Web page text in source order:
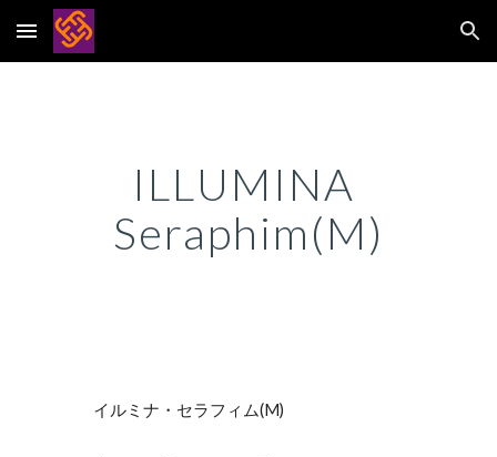
Skip to main content Skip to navigation
ILLUMINA
Seraphim(M)
イルミナ・セラフィム(M)